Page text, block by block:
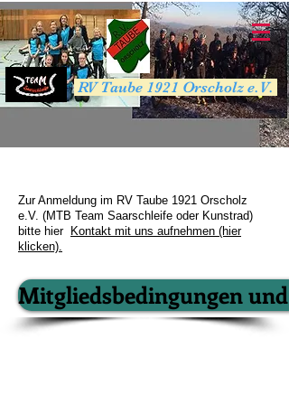
RV Taube 1921 Orscholz e.V.
Zur Anmeldung im RV Taube 1921 Orscholz
e.V. (MTB Team Saarschleife oder Kunstrad)
bitte hier Kontakt mit uns aufnehmen (hier
klicken).
Mitgliedsbedingungen